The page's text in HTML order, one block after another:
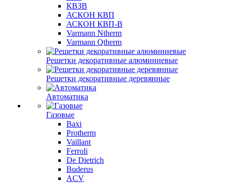
КВЗВ
АСКОН КВП
АСКОН КВП-В
Varmann Ntherm
Varmann Qtherm
Решетки декоративные алюминиевые
Решетки декоративные деревянные
Автоматика
Газовые
Baxi
Protherm
Vaillant
Ferroli
De Dietrich
Buderus
ACV